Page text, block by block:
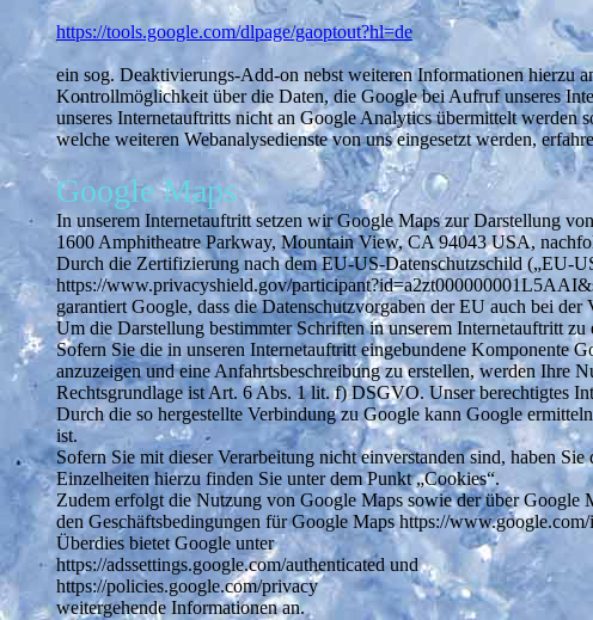
https://tools.google.com/dlpage/gaoptout?hl=de
ein sog. Deaktivierungs-Add-on nebst weiteren Informationen hierzu
Kontrollmöglichkeit über die Daten, die Google bei Aufruf unseres
unseres Internetauftritts nicht an Google Analytics übermittelt werden
welche weiteren Webanalysedienste von uns eingesetzt werden,
Google Maps
In unserem Internetauftritt setzen wir Google Maps zur Darstellung
1600 Amphitheatre Parkway, Mountain View, CA 94043 USA,
Durch die Zertifizierung nach dem EU-US-Datenschutzschild („EU-
https://www.privacyshield.gov/
garantiert Google, dass die Datenschutzvorgaben der EU auch bei
Um die Darstellung bestimmter Schriften in unserem Internetauftritt
Sofern Sie die in unseren Internetauftritt eingebundene Komponente
anzuzeigen und eine Anfahrtsbeschreibung zu erstellen, werden Ihre
Rechtsgrundlage ist Art. 6 Abs. 1 lit. f) DSGVO. Unser berechtigtes
Durch die so hergestellte Verbindung zu Google kann Google
ist.
Sofern Sie mit dieser Verarbeitung nicht einverstanden sind, haben
Einzelheiten hierzu finden Sie unter dem Punkt „Cookies“.
Zudem erfolgt die Nutzung von Google Maps sowie der über
den Geschäftsbedingungen für Google Maps https://
Überdies bietet Google unter
https://adssettings.google.com/authenticated und
https://policies.google.com/privacy
weitergehende Informationen an.